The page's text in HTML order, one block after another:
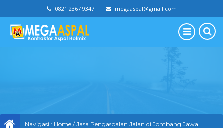
0821 2367 9347 megaaspal@gmail.com
Navigasi : Home /Jasa Pengaspalan Jalan di Jombang Jawa